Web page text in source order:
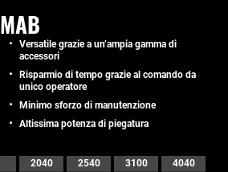
MAB
Versatile grazie a un’ampia gamma di
accessori
Risparmio di tempo grazie al comando da
unico operatore
Minimo sforzo di manutenzione
Altissima potenza di piegatura
2040 2540 3100
4040